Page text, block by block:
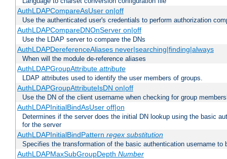
AuthLDAPCompareAsUser on|off
Use the authenticated user's credentials to perform authorization
AuthLDAPCompareDNOnServer on|off
Use the LDAP server to compare the DNs
AuthLDAPDereferenceAliases never|searching|finding|always
When will the module de-reference aliases
AuthLDAPGroupAttribute attribute
LDAP attributes used to identify the user members of groups.
AuthLDAPGroupAttributeIsDN on|off
Use the DN of the client username when checking for group
AuthLDAPInitialBindAsUser off|on
Determines if the server does the initial DN lookup using the basic
for the server
AuthLDAPInitialBindPattern regex substitution
Specifies the transformation of the basic authentication username
AuthLDAPMaxSubGroupDepth Number